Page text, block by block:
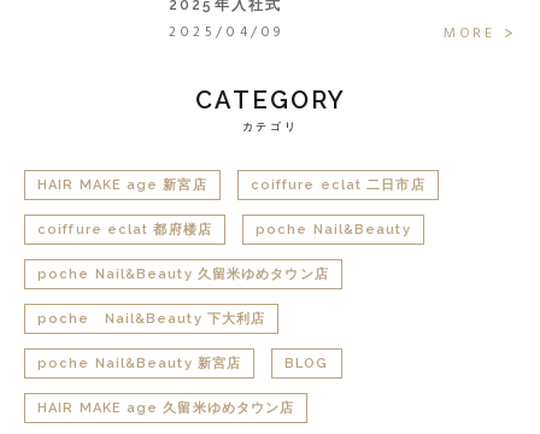
2025年入社式
2025/04/09 MORE
CATEGORY
カテゴリ
HAIR MAKE age 新宮店 coiffure eclat 二日市店
coiffure eclat 都府楼店 poche Nail&Beauty
poche Nail&Beauty 久留米ゆめタウン店
poche Nail&Beauty 下大利店
poche Nail&Beauty 新宮店 BLOG
HAIR MAKE age 久留米ゆめタウン店